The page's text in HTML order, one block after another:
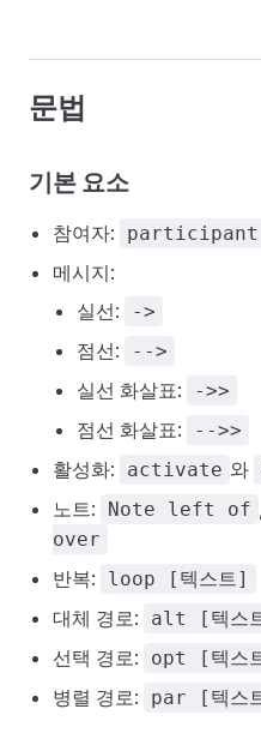
문법
기본 요소
참여자: participant
메시지:
실선:
->
점선: -->
실선 화살표: ->>
점선 화살표: -->>
활성화: activate 와
노트: Note left of ,
over
반복: loop [텍스트]
대체 경로: alt [텍스
선택 경로: opt [텍스
병렬 경로: par [텍스